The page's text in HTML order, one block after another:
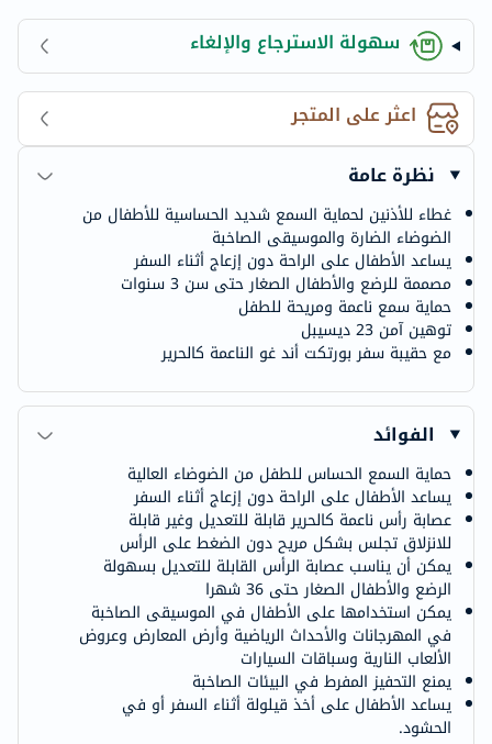
سهولة الاسترجاع والإلغاء
اعثر على المتجر
نظرة عامة
غطاء للأذنين لحماية السمع شديد الحساسية للأطفال من
الضوضاء الضارة والموسيقى الصاخبة
يساعد الأطفال على الراحة دون إزعاج أثناء السفر
مصممة للرضع والأطفال الصغار حتى سن 3 سنوات
حماية سمع ناعمة ومريحة للطفل
توهين آمن 23 ديسيبل
مع حقيبة سفر بورتكت أند غو الناعمة كالحرير
الفوائد
حماية السمع الحساس للطفل من الضوضاء العالية
يساعد الأطفال على الراحة دون إزعاج أثناء السفر
عصابة رأس ناعمة كالحرير قابلة للتعديل وغير قابلة
للانزلاق تجلس بشكل مريح دون الضغط على الرأس
يمكن أن يناسب عصابة الرأس القابلة للتعديل بسهولة
الرضع والأطفال الصغار حتى 36 شهرا
يمكن استخدامها على الأطفال في الموسيقى الصاخبة
في المهرجانات والأحداث الرياضية وأرض المعارض وعروض
الألعاب النارية وسباقات السيارات
يمنع التحفيز المفرط في البيئات الصاخبة
يساعد الأطفال على أخذ قيلولة أثناء السفر أو في
الحشود.